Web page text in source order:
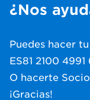
¿Nos
Puedes hacer
ES81 2100
O hacerte
¡Gracias!